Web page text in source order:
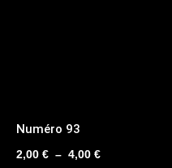
Numéro 93
2,00 € – 4,00 €Plage